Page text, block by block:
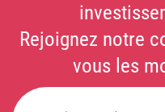
Rejoignez notre
vous les